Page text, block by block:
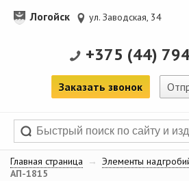
Логойск ул. Заводская, 34
+375 (44)
Заказать звонок
Главная страница → Элементы
АП-1815